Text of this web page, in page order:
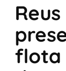
flota